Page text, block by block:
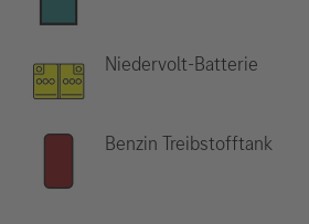
Niedervolt-Batterie
Benzin Treibstofftank